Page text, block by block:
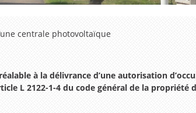
centrale photovoltaïque
à la délivrance d’une autorisation
L 2122-1-4 du code général de la propriété